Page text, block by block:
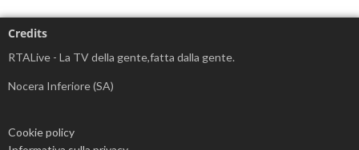
Credits
RTALive - La TV della gente,fatta dalla gente.
Nocera Inferiore (SA)
Cookie policy